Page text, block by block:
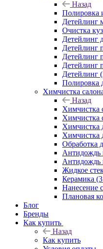
Назад
Полировка
Детейлинг
Очистка
Детейлинг
Детейлинг
Детейлинг
Детейлинг
Детейлинг
Полировка
Химчистка
Назад
Химчистка
Химчистка
Химчистка
Химчистка
Обработка
Антидождь
Антидождь
Жидкое
Керамика
Нанесение
Плановая
Блог
Бренды
Как купить
Назад
Как купить